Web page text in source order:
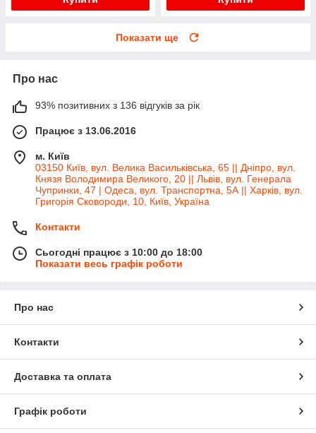
Показати ще
Про нас
93% позитивних з 136 відгуків за рік
Працює з 13.06.2016
м. Київ
03150 Київ, вул. Велика Васильківська, 65 || Дніпро, вул.
Князя Володимира Великого, 20 || Львів, вул. Генерала
Чупринки, 47 | Одеса, вул. Транспортна, 5А || Харків, вул.
Григорія Сковороди, 10, Київ, Україна
Контакти
Сьогодні працює з 10:00 до 18:00
Показати весь графік роботи
Про нас
Контакти
Доставка та оплата
Графік роботи